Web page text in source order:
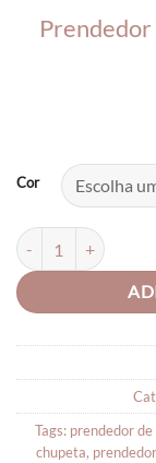
Cor
Prendedor para
Tags: prendedor de
chupeta,